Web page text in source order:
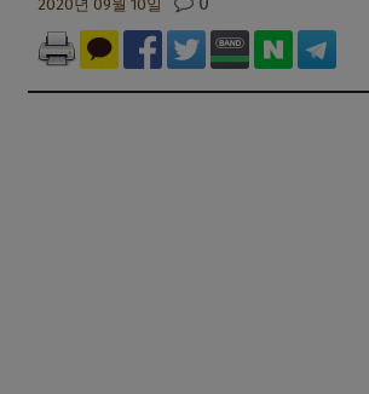
2020년 09월 10일